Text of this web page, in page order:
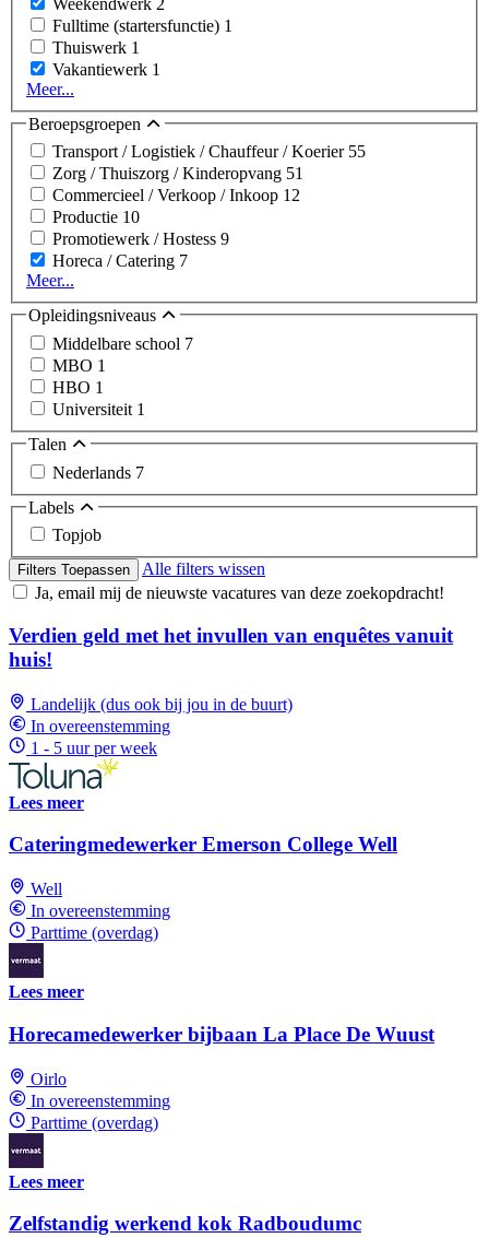
Fulltime (startersfunctie) 1
Thuiswerk 1
Vakantiewerk 1
Meer...
Beroepsgroepen
Transport / Logistiek / Chauffeur / Koerier 55
Zorg / Thuiszorg / Kinderopvang 51
Commercieel / Verkoop / Inkoop 12
Productie 10
Promotiewerk / Hostess 9
Horeca / Catering 7
Meer...
Opleidingsniveaus
Middelbare school 7
MBO 1
HBO 1
Universiteit 1
Talen
Nederlands 7
Labels
Topjob
Filters Toepassen
Alle filters wissen
Ja, email mij de nieuwste vacatures van deze zoekopdracht!
Verdien geld met het invullen van enquêtes vanuit
huis!
Landelijk (dus ook bij jou in de buurt)
In overeenstemming
1 - 5 uur per week
Lees meer
Cateringmedewerker Emerson College Well
Well
In overeenstemming
Parttime (overdag)
Lees meer
Horecamedewerker bijbaan La Place De Wuust
Oirlo
In overeenstemming
Parttime (overdag)
Lees meer
Zelfstandig werkend kok Radboudumc